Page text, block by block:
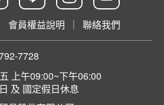
會員權益說明 ｜ 聯絡我們
7728
上午09:00~下午06:00
及 國定假日休息